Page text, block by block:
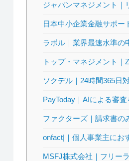
ジャパンマネジメント｜
日本中小企業金融サポー
ラボル｜業界最速水準の
トップ・マネジメント
ソクデル｜24時間365日
PayToday｜AIによる審
ファクターズ｜請求書の
onfact|｜個人事業主にお
MSFJ株式会社｜フリー